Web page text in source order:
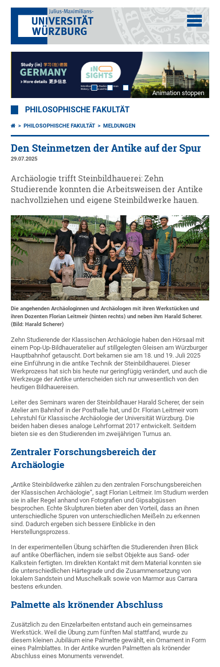
Animation stoppen
PHILOSOPHISCHE FAKULTÄT
PHILOSOPHISCHE FAKULTÄT MELDUNGEN
Den Steinmetzen der Antike auf der Spur
29.07.2025
Archäologie trifft Steinbildhauerei: Zehn
Studierende konnten die Arbeitsweisen der Antike
nachvollziehen und eigene Steinbildwerke hauen.
Die angehenden Archäologinnen und Archäologen mit ihren Werkstücken und
ihren Dozenten Florian Leitmeir (hinten rechts) und neben ihm Harald Scherer.
(Bild: Harald Scherer)
Zehn Studierende der Klassischen Archäologie haben den Hörsaal mit
einem Pop-Up-Bildhaueratelier auf stillgelegten Gleisen am Würzburger
Hauptbahnhof getauscht. Dort bekamen sie am 18. und 19. Juli 2025
eine Einführung in die antike Technik der Steinbildhauerei. Dieser
Werkprozess hat sich bis heute nur geringfügig verändert, und auch die
Werkzeuge der Antike unterscheiden sich nur unwesentlich von den
heutigen Bildhauereisen.
Leiter des Seminars waren der Steinbildhauer Harald Scherer, der sein
Atelier am Bahnhof in der Posthalle hat, und Dr. Florian Leitmeir vom
Lehrstuhl für Klassische Archäologie der Universität Würzburg. Die
beiden haben dieses analoge Lehrformat 2017 entwickelt. Seitdem
bieten sie es den Studierenden im zweijährigen Turnus an.
Zentraler Forschungsbereich der
Archäologie
„Antike Steinbildwerke zählen zu den zentralen Forschungsbereichen
der Klassischen Archäologie“, sagt Florian Leitmeir. Im Studium werden
sie in aller Regel anhand von Fotografien und Gipsabgüssen
besprochen. Echte Skulpturen bieten aber den Vorteil, dass an ihnen
unterschiedliche Spuren von unterschiedlichen Meißeln zu erkennen
sind. Dadurch ergeben sich bessere Einblicke in den
Herstellungsprozess.
In der experimentellen Übung schärften die Studierenden ihren Blick
auf antike Oberflächen, indem sie selbst Objekte aus Sand- oder
Kalkstein fertigten. Im direkten Kontakt mit dem Material konnten sie
die unterschiedlichen Härtegrade und die Zusammensetzung von
lokalem Sandstein und Muschelkalk sowie von Marmor aus Carrara
bestens erkunden.
Palmette als krönender Abschluss
Zusätzlich zu den Einzelarbeiten entstand auch ein gemeinsames
Werkstück. Weil die Übung zum fünften Mal stattfand, wurde zu
diesem kleinen Jubiläum eine Palmette gewählt, ein Ornament in Form
eines Palmblattes. In der Antike wurden Palmetten als krönender
Abschluss eines Monuments verwendet.